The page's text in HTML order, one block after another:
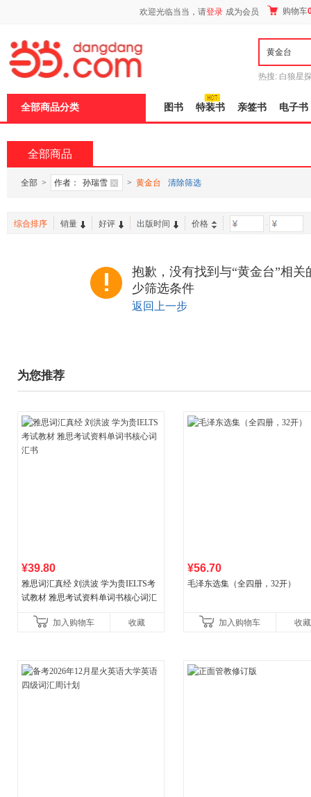
欢迎光临当当，请登录 成为会员 购物车
热搜: 白狼星
全部商品分类 图书 特装书 亲签书 电子书
全部商品
全部 > 作者： 孙瑞雪 > 黄金台 清除筛选
综合排序 销量 好评 出版时间 价格 -
抱歉，没有找到与“黄金台”相
少筛选条件
返回上一步
为您推荐
¥39.80
雅思词汇真经 刘洪波 学为贵IELTS考
试教材 雅思考试资料单词书核心词汇
加入购物车
收藏
¥56.70
毛泽东选集（全四册，32开）
加入购物车 收藏
页
加